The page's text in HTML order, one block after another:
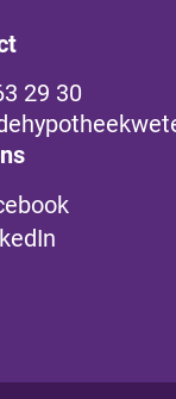
29 30